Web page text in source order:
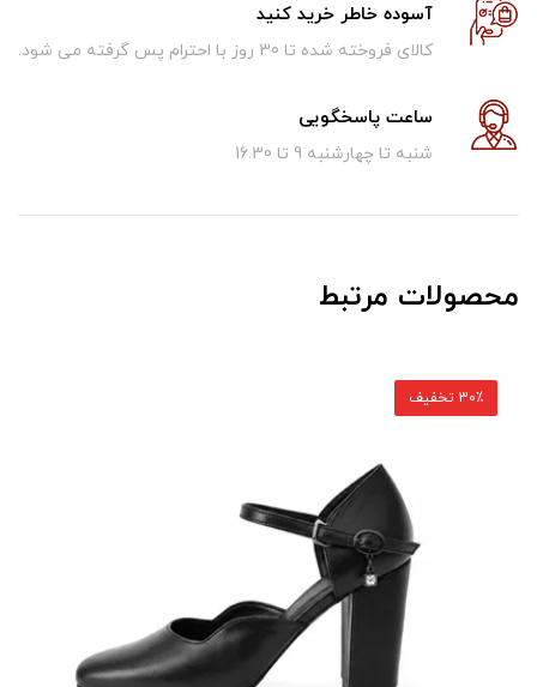
آسوده خاطر خرید کنید
کالای فروخته شده تا 30 روز با احترام پس گرفته می شود.
ساعت پاسخگویی
شنبه تا چهارشنبه 9 تا 16.30
محصولات مرتبط
30٪ تخفیف